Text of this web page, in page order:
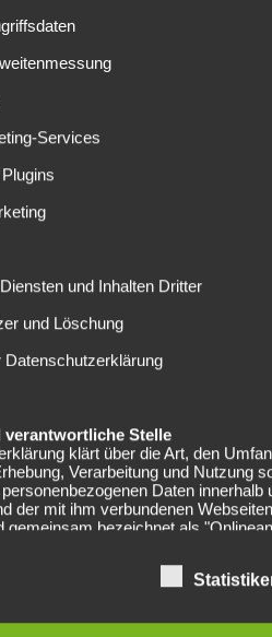
Medien vor einem Wechsel zu Ex-
bereits auch wiederholt bestätigt –
nur zweite Wahl im Schalker
Vorzug.
Das bestätigte Manager
beide Seiten mit der Situation
von einigen englischen
der FC Liverpool. Die
denn der FC ist mit
drohen. Dann kann er auch
Services
und Inhalten Dritter
und Löschung
Datenschutzerklärung
verantwortliche Stelle
klärt über die Art, den
Verarbeitung und Nutzung
Daten innerhalb
der mit ihm verbundenen
gemeinsam bezeichnet als
und Geräten (z.B. Desktop oder
wird.
und die